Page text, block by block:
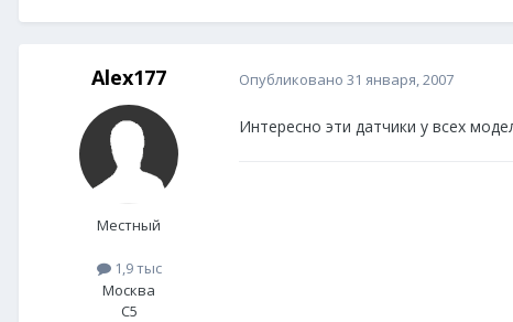
Alex177
Местный
1,9 тыс
Москва
C5
Опубликовано 31 января, 2007
Интересно эти датчики у всех